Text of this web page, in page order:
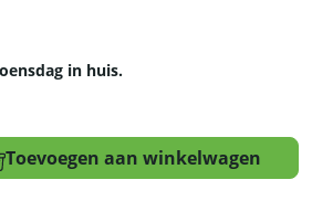
in huis.
Toevoegen aan winkelwagen